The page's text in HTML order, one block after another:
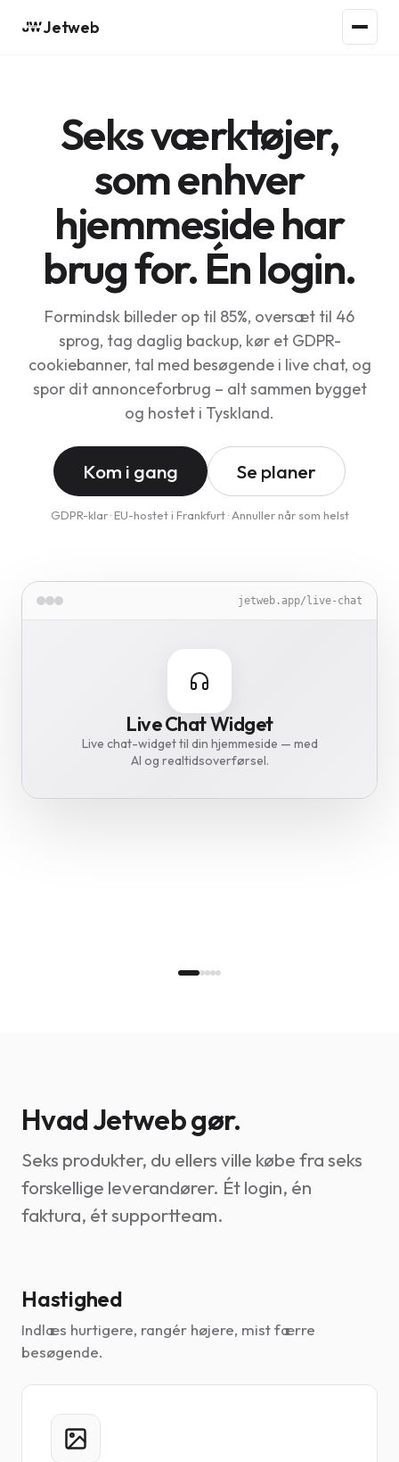
Jetweb
Seks værktøjer,
som enhver
hjemmeside har
brug for. Én login.
Formindsk billeder op til 85%, oversæt til 46
sprog, tag daglig backup, kør et GDPR-
cookiebanner, tal med besøgende i live chat, og
spor dit annonceforbrug – alt sammen bygget
og hostet i Tyskland.
Kom i gang Se planer
GDPR-klar · EU-hostet i Frankfurt · Annuller når som helst
jetweb.app/image-optimizer
Image Optimizer
Gør billeder op til 85% mindre –
automatisk.
jetweb.app/translate
Translate
Translate hele din hjemmeside til
46 sprog.
jetweb.app/cookie-guard
Cookie Guard
GDPR-cookiebanner på 62 sprog –
TTDSG-klar.
jetweb.app/live-chat
Live Chat Widget
Live chat-widget til din hjemmeside — med
AI og realtidsoverførsel.
jetweb.app/backup
Backup Vault
Daglige krypterede websidebackups –
gemt i Frankfurt.
Hvad Jetweb gør.
Seks produkter, du ellers ville købe fra seks
forskellige leverandører. Ét login, én
faktura, ét supportteam.
Hastighed
Indlæs hurtigere, rangér højere, mist færre
besøgende.